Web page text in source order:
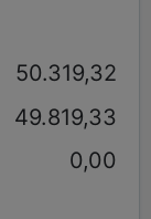
50.319,32
49.819,33
0,00